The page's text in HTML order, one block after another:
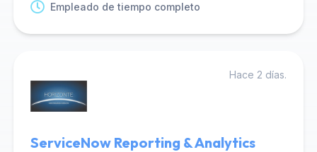
Empleado de tiempo completo
Hace 2 días.
ServiceNow Reporting & Analytics